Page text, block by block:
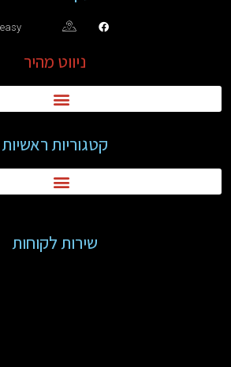
easy
ניווט מהיר
קטגוריות ראשיות
שירות לקוחות